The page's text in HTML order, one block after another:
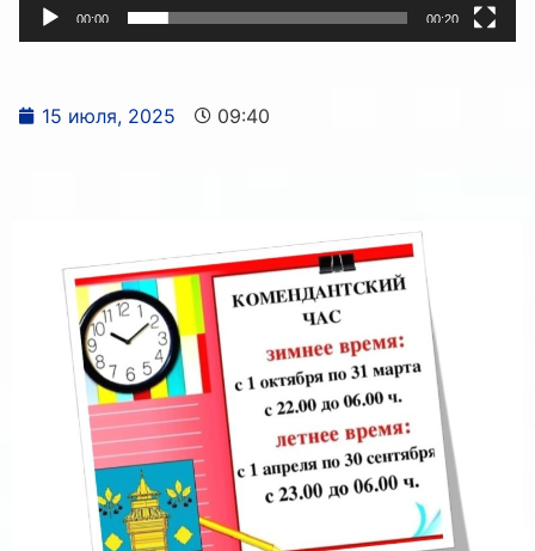
00:00 00:20
15 июля, 2025 09:40